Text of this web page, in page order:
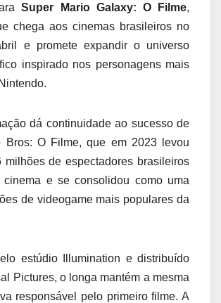
Super Mario Galaxy: O Filme,
chega aos cinemas brasileiros no
e promete expandir o universo
inspirado nos personagens mais
dá continuidade ao sucesso de
Bros: O Filme, que em 2023 levou
milhões de espectadores brasileiros
e se consolidou como uma
de videogame mais populares da
estúdio Illumination e distribuído
Pictures, o longa mantém a mesma
responsável pelo primeiro filme. A